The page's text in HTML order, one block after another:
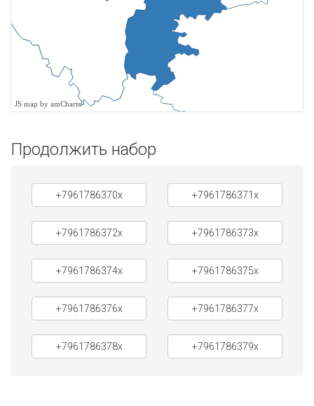
JS map by amCharts
Продолжить набор
+7961786370x +7961786371x
+7961786372x +7961786373x
+7961786374x +7961786375x
+7961786376x +7961786377x
+7961786378x +7961786379x